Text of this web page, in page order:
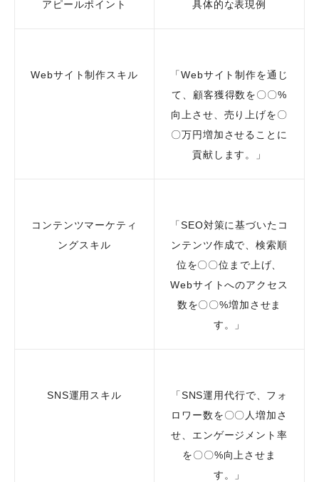
アピールポイント 具体的な表現例
Webサイト制作スキル
「Webサイト制作を通じ
て、顧客獲得数を〇〇%
向上させ、売り上げを〇
〇万円増加させることに
貢献します。」
コンテンツマーケティ
ングスキル
「SEO対策に基づいたコ
ンテンツ作成で、検索順
位を〇〇位まで上げ、
Webサイトへのアクセス
数を〇〇%増加させま
す。」
SNS運用スキル
「SNS運用代行で、フォ
ロワー数を〇〇人増加さ
せ、エンゲージメント率
を〇〇%向上させま
す。」